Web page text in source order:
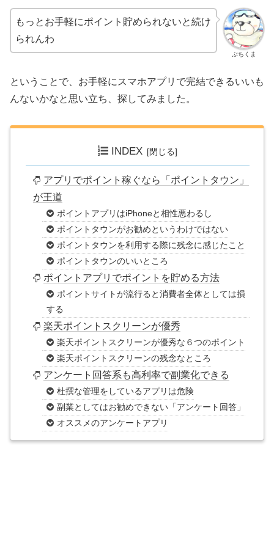
ぶちくま
もっとお手軽にポイント貯められないと続け
られんわ
ということで、お手軽にスマホアプリで完結できるいいも
んないかなと思い立ち、探してみました。
INDEX
アプリでポイント稼ぐなら「ポイントタウン」
が王道
ポイントアプリはiPhoneと相性悪わるし
ポイントタウンがお勧めというわけではない
ポイントタウンを利用する際に残念に感じたこと
ポイントタウンのいいところ
ポイントアプリでポイントを貯める方法
ポイントサイトが流行ると消費者全体としては損
する
楽天ポイントスクリーンが優秀
楽天ポイントスクリーンが優秀な６つのポイント
楽天ポイントスクリーンの残念なところ
アンケート回答系も高利率で副業化できる
杜撰な管理をしているアプリは危険
副業としてはお勧めできない「アンケート回答」
オススメのアンケートアプリ